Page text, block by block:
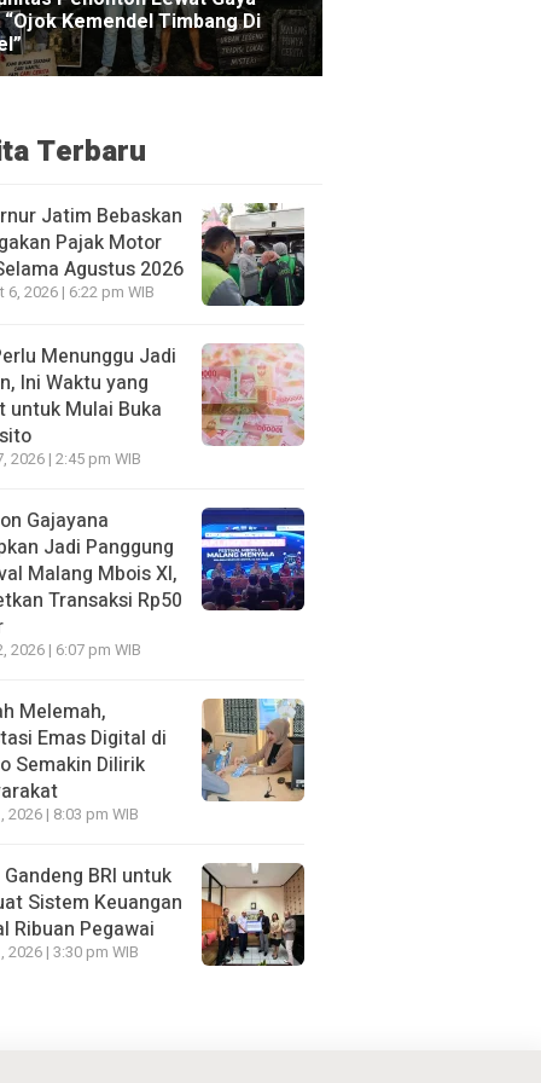
Terbaru
Jatim Bebaskan
Pajak Motor
Agustus 2026
6, 2026 | 6:22 pm WIB
Menunggu Jadi
Ini Waktu yang
untuk Mulai Buka
2026 | 2:45 pm WIB
Gajayana
Jadi Panggung
Malang Mbois XI,
Transaksi Rp50
2026 | 6:07 pm WIB
Melemah,
Emas Digital di
Semakin Dilirik
2026 | 8:03 pm WIB
BRI untuk
Sistem Keuangan
Ribuan Pegawai
2026 | 3:30 pm WIB